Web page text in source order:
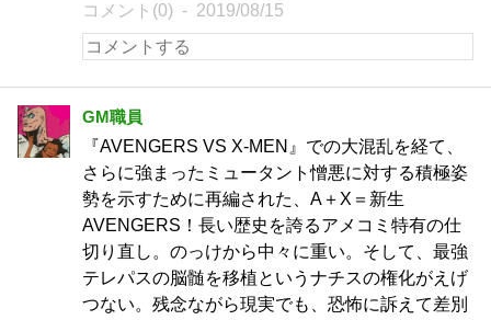
コメント(0) 2019/08/15
GM職員
『AVENGERS VS X-MEN』での大混乱を経て、
さらに強まったミュータント憎悪に対する積極姿
勢を示すために再編された、A＋X＝新生
AVENGERS！長い歴史を誇るアメコミ特有の仕
切り直し。のっけから中々に重い。そして、最強
テレパスの脳髄を移植というナチスの権化がえげ
つない。残念ながら現実でも、恐怖に訴えて差別